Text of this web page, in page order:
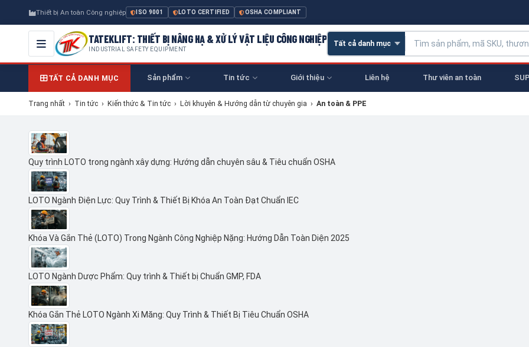
Thiết bị An toàn Công nghiệp ISO 9001 LOTO CERTIFIED OSHA COMPLIANT
TATEKLIFT: THIẾT BỊ NÂNG HẠ & XỬ LÝ VẬT LIỆU CÔNG NGHIỆP
INDUSTRIAL SAFETY EQUIPMENT
TẤT CẢ DANH MỤC Sản phẩm Tin tức Giới thiệu Liên hệ Thư viên an toàn
Trang nhất › Tin tức › Kiến thức & Tin tức › Lời khuyên & Hướng dẫn từ chuyên gia › An toàn & PPE
Quy trình LOTO trong ngành xây dựng: Hướng dẫn chuyên sâu & Tiêu chuẩn OSHA
LOTO Ngành Điện Lực: Quy Trình & Thiết Bị Khóa An Toàn Đạt Chuẩn IEC
Khóa Và Gắn Thẻ (LOTO) Trong Ngành Công Nghiệp Nặng: Hướng Dẫn Toàn Diện 2025
LOTO Ngành Dược Phẩm: Quy trình & Thiết bị Chuẩn GMP, FDA
Khóa Gắn Thẻ LOTO Ngành Xi Măng: Quy Trình & Thiết Bị Tiêu Chuẩn OSHA